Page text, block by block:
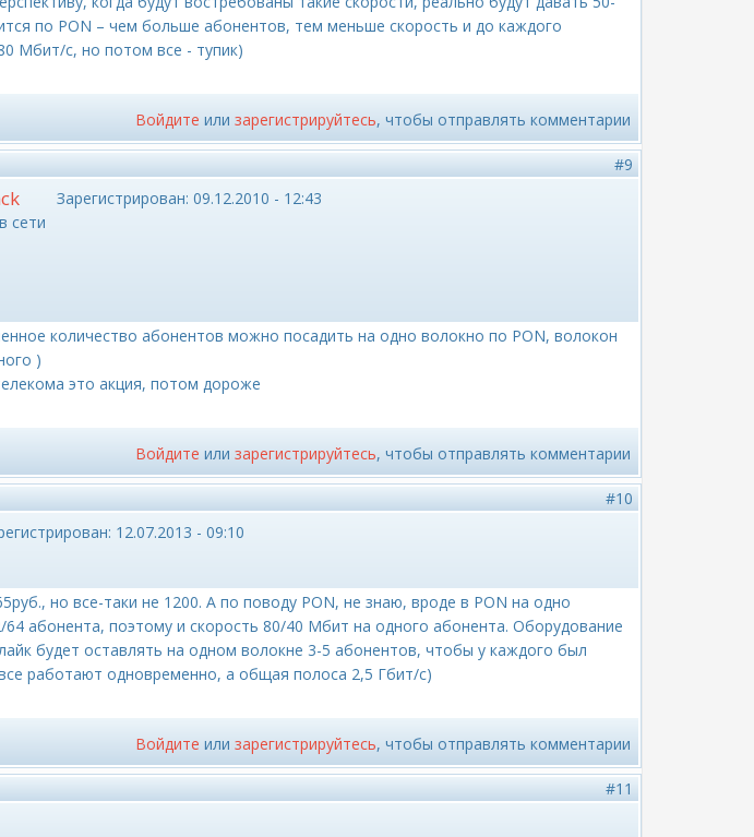
по PON – чем больше абонентов, тем меньше скорость и до каждого
Мбит/с, но потом все - тупик)
Войдите или зарегистрируйтесь, чтобы отправлять комментарии
#9
сети
Зарегистрирован: 09.12.2010 - 12:43
количество абонентов можно посадить на одно волокно по PON, волокон
)
это акция, потом дороже
Войдите или зарегистрируйтесь, чтобы отправлять комментарии
#10
12.07.2013 - 09:10
но все-таки не 1200. А по поводу PON, не знаю, вроде в PON на одно
абонента, поэтому и скорость 80/40 Мбит на одного абонента. Оборудование
будет оставлять на одном волокне 3-5 абонентов, чтобы у каждого был
работают одновременно, а общая полоса 2,5 Гбит/с)
Войдите или зарегистрируйтесь, чтобы отправлять комментарии
#11